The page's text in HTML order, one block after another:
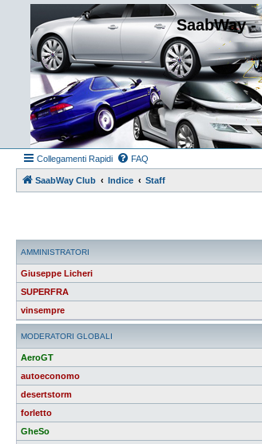
SaabWay
Collegamenti Rapidi FAQ
SaabWay Club Indice Staff
AMMINISTRATORI
Giuseppe Licheri
SUPERFRA
vinsempre
MODERATORI GLOBALI
AeroGT
autoeconomo
desertstorm
forletto
GheSo